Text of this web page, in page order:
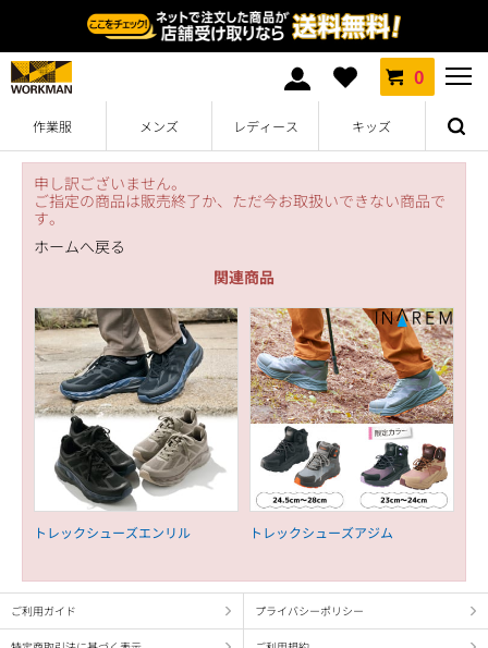
0
作業服 メンズ レディース キッズ
申し訳ございません。
ご指定の商品は販売終了か、ただ今お取扱いできない商品で
す。
ホームへ戻る
関連商品
トレックシューズエンリル トレックシューズアジム
ご利用ガイド プライバシーポリシー